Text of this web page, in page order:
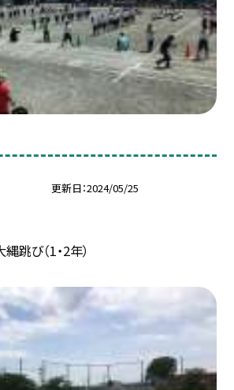
更新日 2024/05/25
跳び（1・2年）